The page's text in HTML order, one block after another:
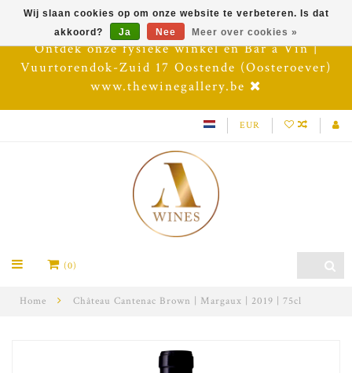
Ontdek onze fysieke winkel en Bar à Vin |
Vuurtorendok-Zuid 17 Oostende (Oosteroever)
www.thewinegallery.be
EUR
(0)
Home Château Cantenac Brown | Margaux | 2019 | 75cl
Wij slaan cookies op om onze website te verbeteren. Is dat
akkoord?
Ja Nee Meer over cookies »